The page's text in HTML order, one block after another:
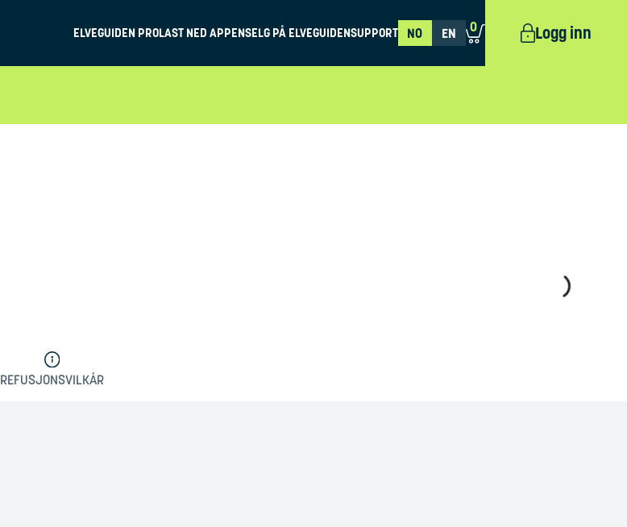
ELVEGUIDEN PROLAST NED APPENSELG PÅ ELVEGUIDENSUPPORT NO EN 0 Logg inn
REFUSJONSVILKÅR